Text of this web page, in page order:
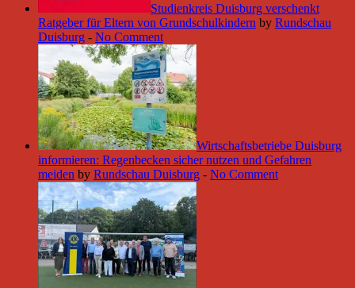
Studienkreis Duisburg verschenkt
Ratgeber für Eltern von Grundschulkindern by Rundschau
Duisburg - No Comment
Wirtschaftsbetriebe Duisburg
informieren: Regenbecken sicher nutzen und Gefahren
meiden by Rundschau Duisburg - No Comment